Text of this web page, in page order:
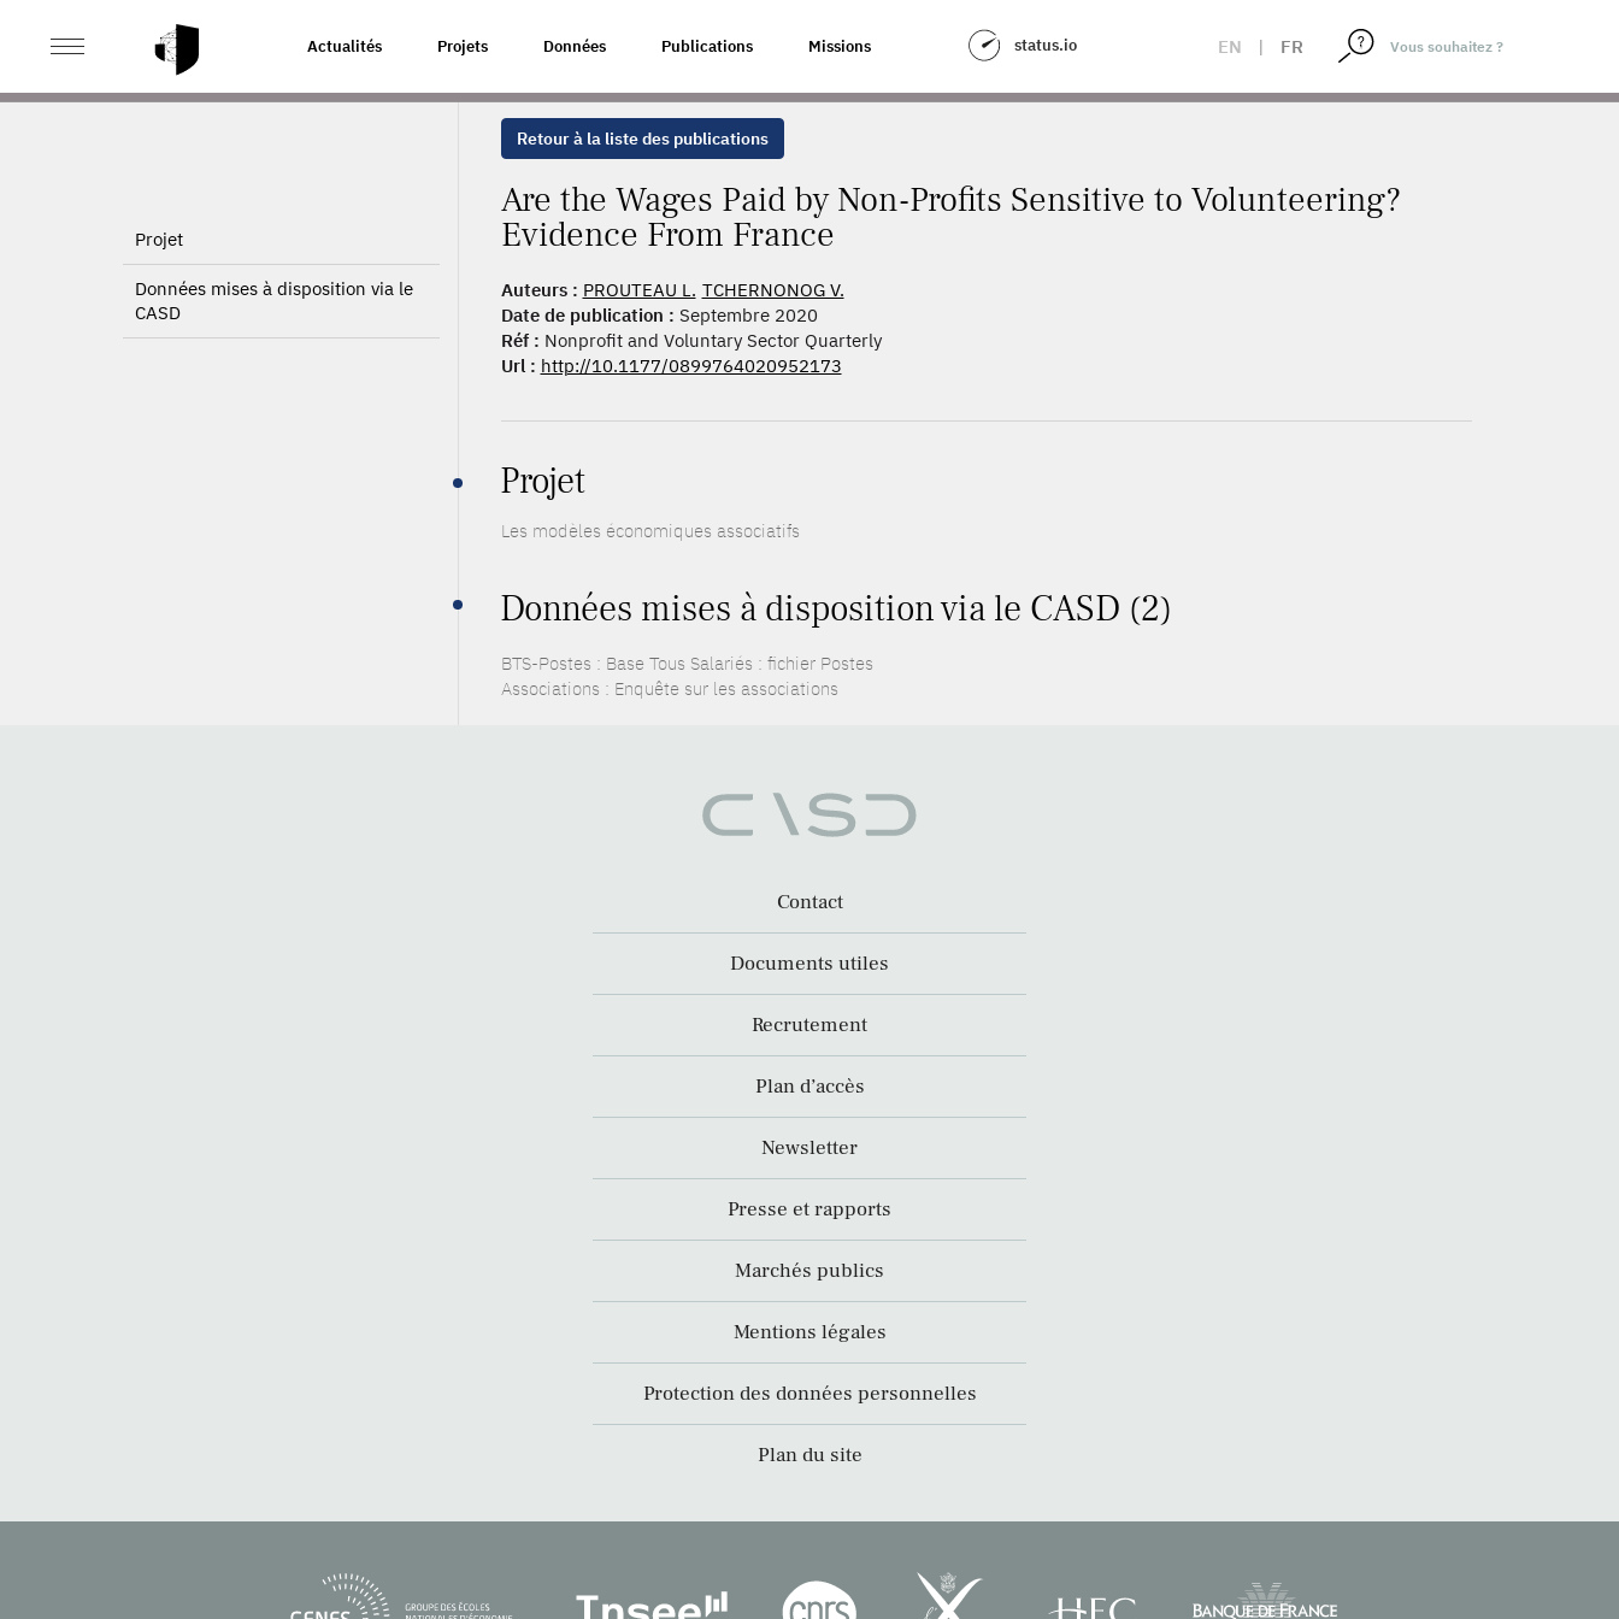
Actualités Projets Données Publications Missions status.io EN | FR
ACCUEIL PUBLICATIONS > ARE THE WAGES PAID BY NON-PROFITS SENSITIVE TO VOLUNTEERING? EVIDENCE FROM FRANCE
Projet
Données mises à disposition via le
CASD
Retour à la liste des publications
Are the Wages Paid by Non-Profits Sensitive to Volunteering?
Evidence From France
Auteurs : PROUTEAU L. TCHERNONOG V.
Date de publication : Septembre 2020
Réf : Nonprofit and Voluntary Sector Quarterly
Url : http://10.1177/0899764020952173
Projet
Les modèles économiques associatifs
Données mises à disposition via le CASD (2)
BTS-Postes : Base Tous Salariés : fichier Postes
Associations : Enquête sur les associations
Contact
Documents utiles
Recrutement
Plan d’accès
Newsletter
Presse et rapports
Marchés publics
Mentions légales
Protection des données personnelles
Plan du site